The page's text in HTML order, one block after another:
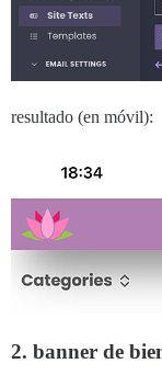
resultado (en móvil):
2. banner de